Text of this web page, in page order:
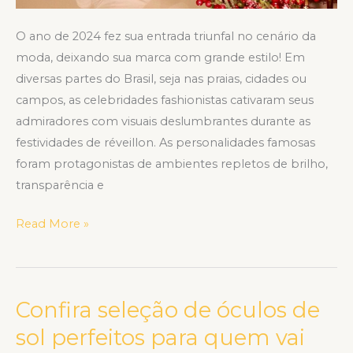
O ano de 2024 fez sua entrada triunfal no cenário da
moda, deixando sua marca com grande estilo! Em
diversas partes do Brasil, seja nas praias, cidades ou
campos, as celebridades fashionistas cativaram seus
admiradores com visuais deslumbrantes durante as
festividades de réveillon. As personalidades famosas
foram protagonistas de ambientes repletos de brilho,
transparência e
Read More »
Confira seleção de óculos de
sol perfeitos para quem vai
Confira
seleção
de